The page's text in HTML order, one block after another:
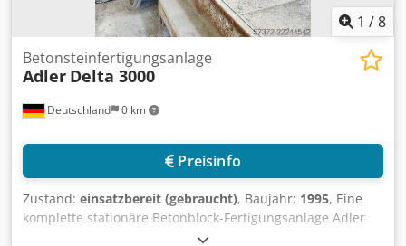
1 /8
Deutschland 0 km
Betonsteinfertigungsanlage
Adler Delta 3000
Preisinfo
Zustand: einsatzbereit (gebraucht), Baujahr: 1995, Eine
komplette stationäre Betonblock-Fertigungsanlage Adler
steht zur Verfügung. Bestandteile: stationäre